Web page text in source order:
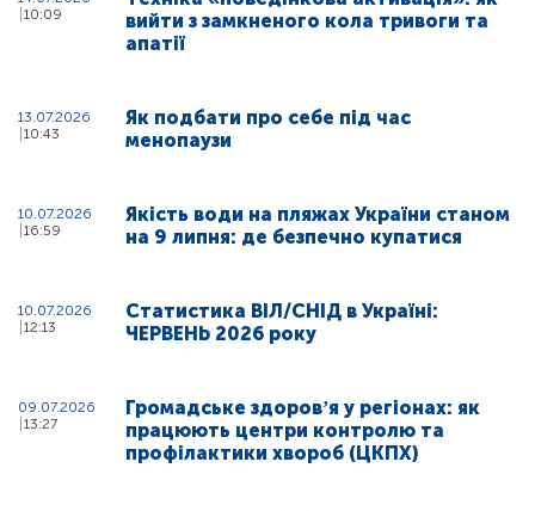
10:09
вийти з замкненого кола тривоги та
апатії
13.07.2026
10:43
Як подбати про себе під час
менопаузи
10.07.2026
16:59
Якість води на пляжах України станом
на 9 липня: де безпечно купатися
10.07.2026
12:13
Статистика ВІЛ/СНІД в Україні:
ЧЕРВЕНЬ 2026 року
09.07.2026
13:27
Громадське здоровʼя у регіонах: як
працюють центри контролю та
профілактики хвороб (ЦКПХ)